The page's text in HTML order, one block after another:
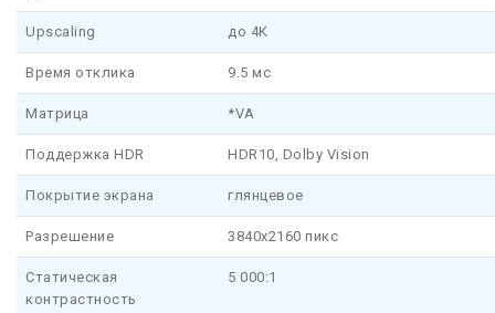
Upscaling до 4K
Время отклика 9.5 мс
Матрица *VA
Поддержка HDR HDR10, Dolby Vision
Покрытие экрана глянцевое
Разрешение 3840x2160 пикс
Статическая
контрастность
5 000:1